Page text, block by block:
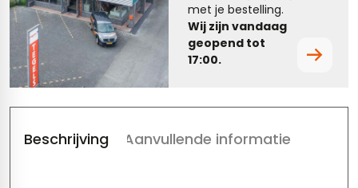
met je bestelling.
Wij zijn vandaag
geopend tot
17:00.
Beschrijving Aanvullende informatie